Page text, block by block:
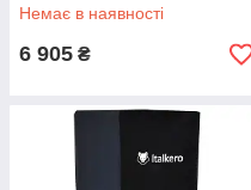
Немає в наявності
6 905 ₴